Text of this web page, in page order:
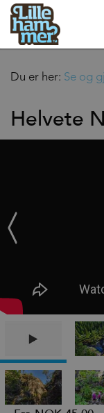
Du er her: Se og
Helvete
Prev